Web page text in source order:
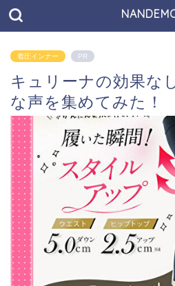
着圧インナー PR
キュリーナの効果な
な声を集めてみた！